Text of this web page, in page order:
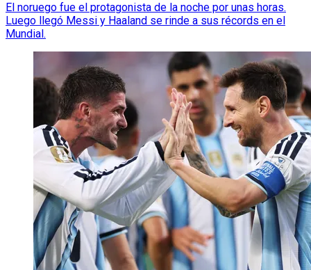
El noruego fue el protagonista de la noche por unas horas.
Luego llegó Messi y Haaland se rinde a sus récords en el
Mundial.